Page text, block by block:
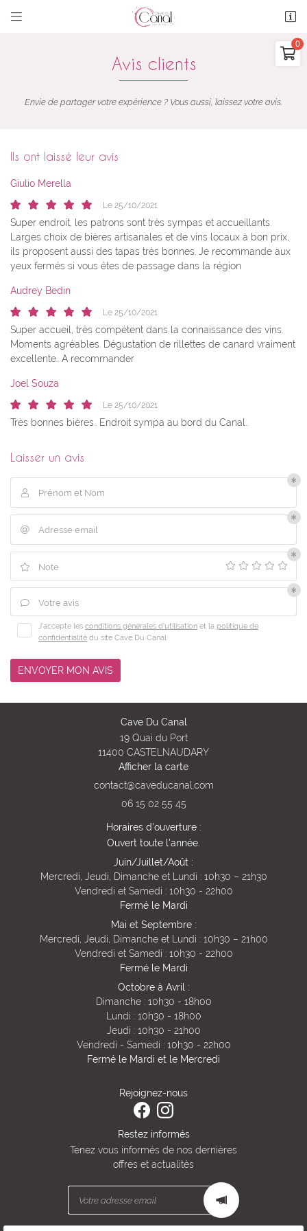

Accueil
La Cave
à vin & Tapas
produits

Une
06 15 02 55
Restez

Il n'y a aucun produit dans votre panier
Voir notre sélection
VALIDER VOTRE PANIER
Adresse email de réception
En cochant cette case, vous consentez à recevoir nos propositions commerciales à
l'adresse email indiqué ci-dessus. Vous pouvez vous désinscrire à tout moment en
utilisant le formulaire de désinscription.
Avis clients
Envie de partager votre expérience ? Vous aussi, laissez votre avis.
Ils ont laissé leur avis
Giulio Merella
Le 25/10/2021
Super endroit, les patrons sont très sympas et accueillants.
Larges choix de bières artisanales et de vins locaux à bon prix,
ils proposent aussi des tapas très bonnes. Je recommande aux
yeux fermés si vous êtes de passage dans la région
Audrey Bedin
Le 25/10/2021
Super accueil, très compétent dans la connaissance des vins.
Moments agréables. Dégustation de rillettes de canard vraiment
excellente.. A recommander
Joel Souza
Le 25/10/2021
Très bonnes bières.. Endroit sympa au bord du Canal..
Laisser un avis
 Prénom et Nom
 Adresse email
 Note
 Votre avis
J'accepte les conditions générales d'utilisation et la politique de
confidentialité du site Cave Du Canal
ENVOYER MON AVIS
Cave Du Canal
19 Quai du Port
11400 CASTELNAUDARY
Afficher la carte
06 15 02 55 45
Horaires d'ouverture :
Ouvert toute l'année.
Juin/Juillet/Août :
Mercredi, Jeudi, Dimanche et Lundi : 10h30 – 21h30
Vendredi et Samedi : 10h30 - 22h00
Fermé le Mardi
Mai et Septembre :
Mercredi, Jeudi, Dimanche et Lundi : 10h30 – 21h00
Vendredi et Samedi : 10h30 - 22h00
Fermé le Mardi
Octobre à Avril :
Dimanche : 10h30 - 18h00
Lundi : 10h30 - 18h00
Jeudi : 10h30 - 21h00
Vendredi - Samedi : 10h30 - 22h00
Fermé le Mardi et le Mercredi
Rejoignez-nous
Restez informés
Tenez vous informés de nos dernières
offres et actualités